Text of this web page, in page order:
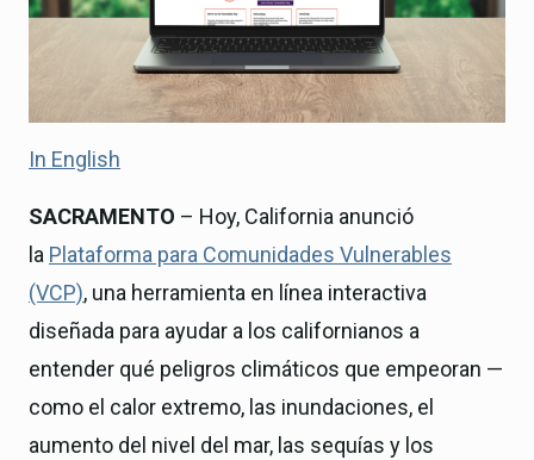
In English
SACRAMENTO – Hoy, California anunció
la Plataforma para Comunidades Vulnerables
(VCP), una herramienta en línea interactiva
diseñada para ayudar a los californianos a
entender qué peligros climáticos que empeoran —
como el calor extremo, las inundaciones, el
aumento del nivel del mar, las sequías y los